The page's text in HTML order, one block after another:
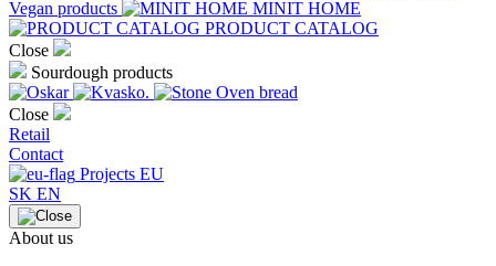
Vegan products
MINIT HOME
PRODUCT CATALOG
Close
Sourdough products
Close
Retail
Contact
Projects EU
SK EN
About us